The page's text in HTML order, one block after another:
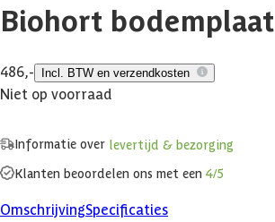
Biohort bodemplaat
486,- Incl. BTW en verzendkosten
Niet op voorraad
Informatie over levertijd & bezorging
Klanten beoordelen ons met een 4/5
OmschrijvingSpecificaties